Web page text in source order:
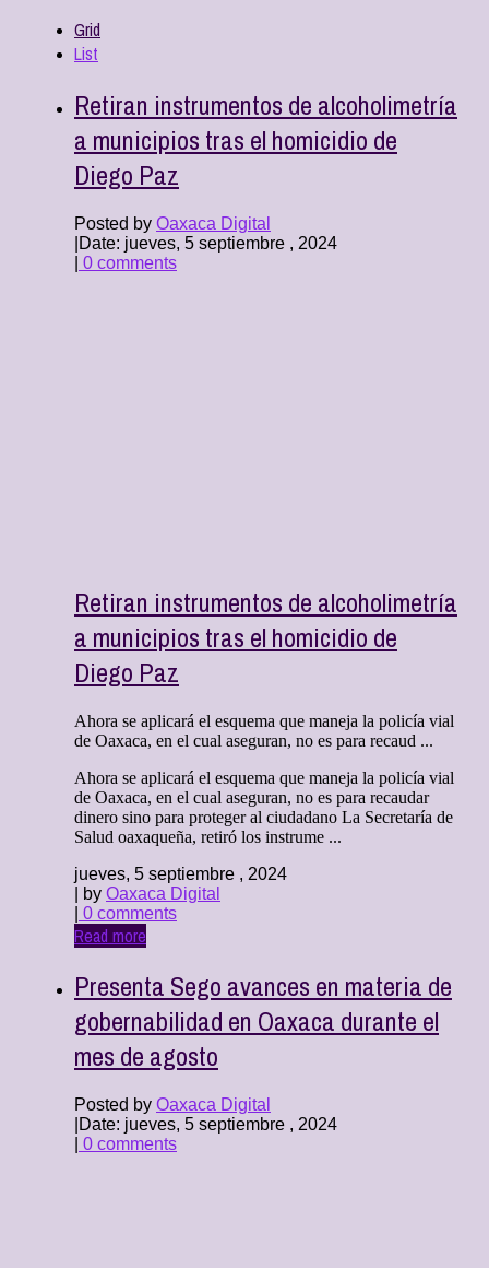
Grid
List
Retiran instrumentos de alcoholimetría
a municipios tras el homicidio de
Diego Paz
Posted by Oaxaca Digital
Date: jueves, 5 septiembre , 2024
0 comments
Retiran instrumentos de alcoholimetría
a municipios tras el homicidio de
Diego Paz
Ahora se aplicará el esquema que maneja la policía vial
de Oaxaca, en el cual aseguran, no es para recaud ...
Ahora se aplicará el esquema que maneja la policía vial
de Oaxaca, en el cual aseguran, no es para recaudar
dinero sino para proteger al ciudadano La Secretaría de
Salud oaxaqueña, retiró los instrume ...
jueves, 5 septiembre , 2024
| by Oaxaca Digital
0 comments
Read more
Presenta Sego avances en materia de
gobernabilidad en Oaxaca durante el
mes de agosto
Posted by Oaxaca Digital
Date: jueves, 5 septiembre , 2024
0 comments